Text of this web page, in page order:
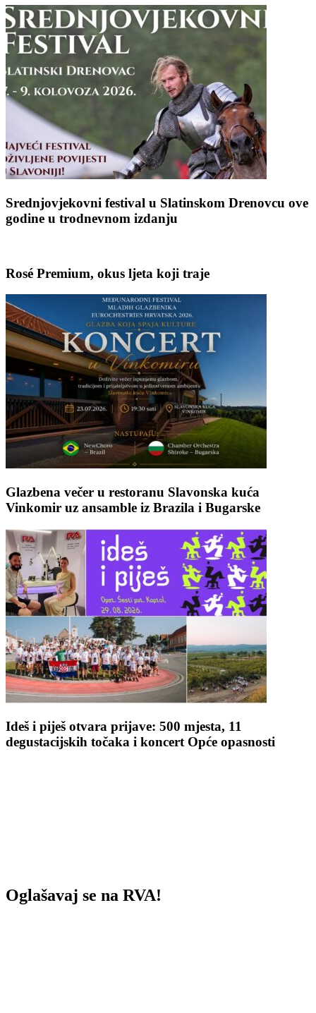
Srednjovjekovni festival u Slatinskom Drenovcu ove
godine u trodnevnom izdanju
Rosé Premium, okus ljeta koji traje
Glazbena večer u restoranu Slavonska kuća
Vinkomir uz ansamble iz Brazila i Bugarske
Ideš i piješ otvara prijave: 500 mjesta, 11
degustacijskih točaka i koncert Opće opasnosti
Oglašavaj se na RVA!